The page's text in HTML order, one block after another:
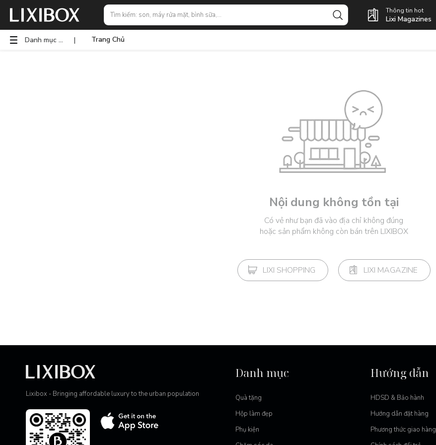
Thông tin hot
Lixi Magazines
Danh mục sản phẩm | Trang Chủ
Nội dung không tồn tại
Có vẻ như bạn đã vào địa chỉ không đúng
hoặc sản phẩm không còn bán trên LIXIBOX
LIXI SHOPPING LIXI MAGAZINE
Lixibox - Bringing affordable luxury to the urban population
Danh mục
Quà tặng
Hộp làm đẹp
Phụ kiện
Hướng dẫn
HDSD & Bảo hành
Hướng dẫn đặt hàng
Phương thức giao hàng